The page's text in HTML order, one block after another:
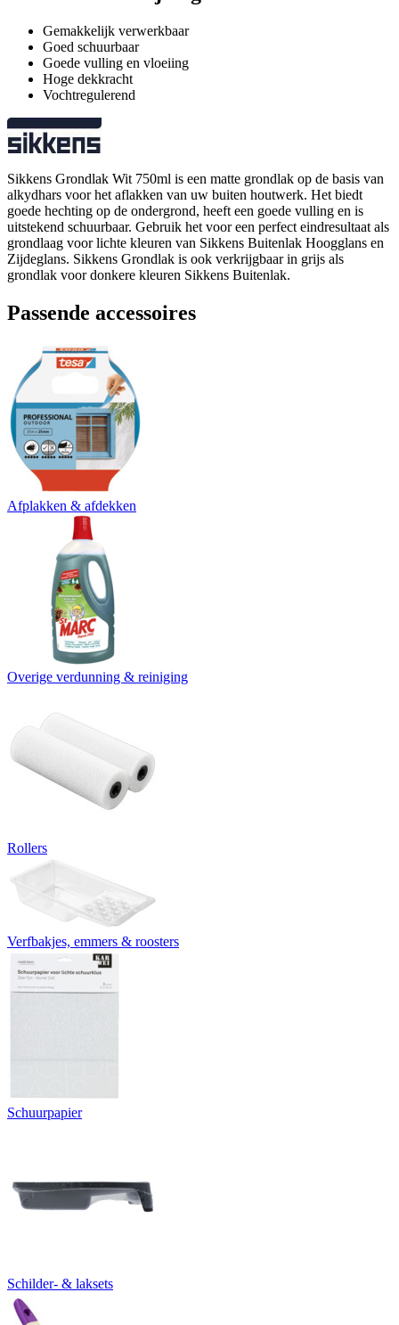
Gemakkelijk verwerkbaar
Goed schuurbaar
Goede vulling en vloeiing
Hoge dekkracht
Vochtregulerend
Sikkens Grondlak Wit 750ml is een matte grondlak op de basis van
alkydhars voor het aflakken van uw buiten houtwerk. Het biedt
goede hechting op de ondergrond, heeft een goede vulling en is
uitstekend schuurbaar. Gebruik het voor een perfect eindresultaat als
grondlaag voor lichte kleuren van Sikkens Buitenlak Hoogglans en
Zijdeglans. Sikkens Grondlak is ook verkrijgbaar in grijs als
grondlak voor donkere kleuren Sikkens Buitenlak.
Passende accessoires
Afplakken & afdekken
Overige verdunning & reiniging
Rollers
Verfbakjes, emmers & roosters
Schuurpapier
Schilder- & laksets